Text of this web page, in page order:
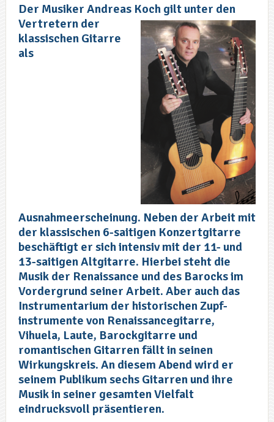
Der Musiker Andreas Koch gilt unter den
Vertretern der
klassischen Gitarre
als
Ausnahmeerscheinung. Neben der Arbeit mit
der klassischen 6-saitigen Konzertgitarre
beschäftigt er sich intensiv mit der 11- und
13-saitigen Altgitarre. Hierbei steht die
Musik der Renaissance und des Barocks im
Vordergrund seiner Arbeit. Aber auch das
Instrumentarium der historischen Zupf-
instrumente von Renaissancegitarre,
Vihuela, Laute, Barockgitarre und
romantischen Gitarren fällt in seinen
Wirkungskreis. An diesem Abend wird er
seinem Publikum sechs Gitarren und ihre
Musik in seiner gesamten Vielfalt
eindrucksvoll präsentieren.